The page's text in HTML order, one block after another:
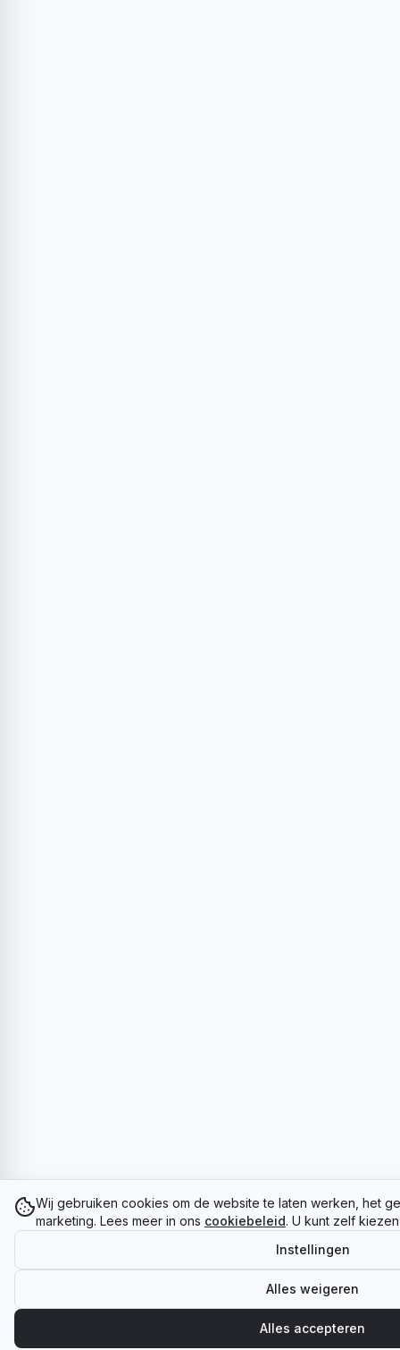
Wij gebruiken cookies om de website te laten werken, het
marketing. Lees meer in ons cookiebeleid. U kunt zelf
Instellingen
Alles weigeren
Alles accepteren